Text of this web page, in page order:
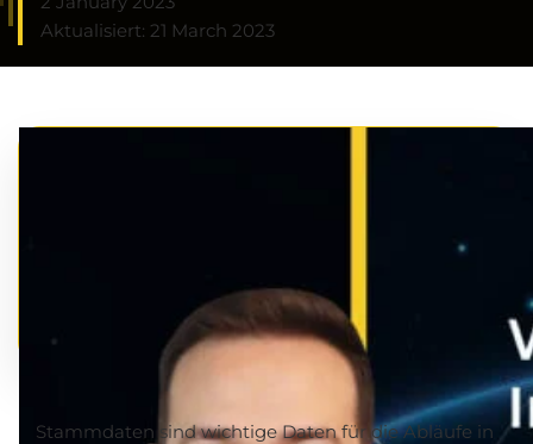
Aktualisiert: 21 March 2023
Stammdaten sind wichtige Daten für die Abläufe in